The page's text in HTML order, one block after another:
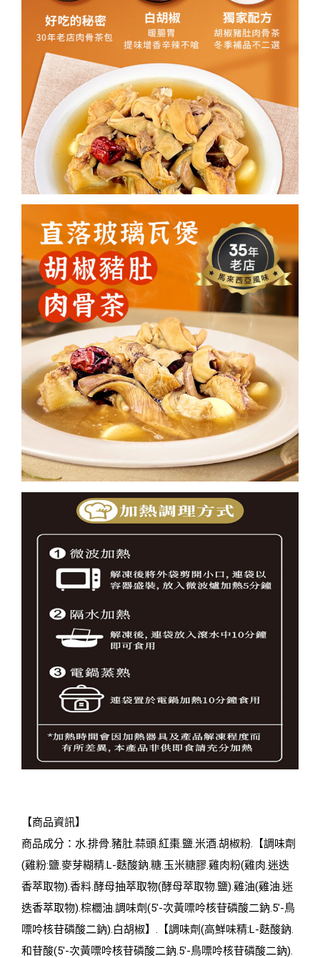
【商品資訊】
商品成分：水.排骨.豬肚.蒜頭.紅棗.鹽.米酒.胡椒粉.【調味劑
(雞粉:鹽.麥芽糊精.L-麩酸鈉.糖.玉米糖膠.雞肉粉(雞肉.迷迭
香萃取物).香料.酵母抽萃取物(酵母萃取物.鹽).雞油(雞油.迷
迭香萃取物).棕櫚油.調味劑(5′-次黃嘌呤核苷磷酸二鈉.5′-鳥
嘌呤核苷磷酸二鈉).白胡椒】.【調味劑(高鮮味精:L-麩酸鈉.
和苷酸(5′-次黃嘌呤核苷磷酸二鈉.5′-鳥嘌呤核苷磷酸二鈉).